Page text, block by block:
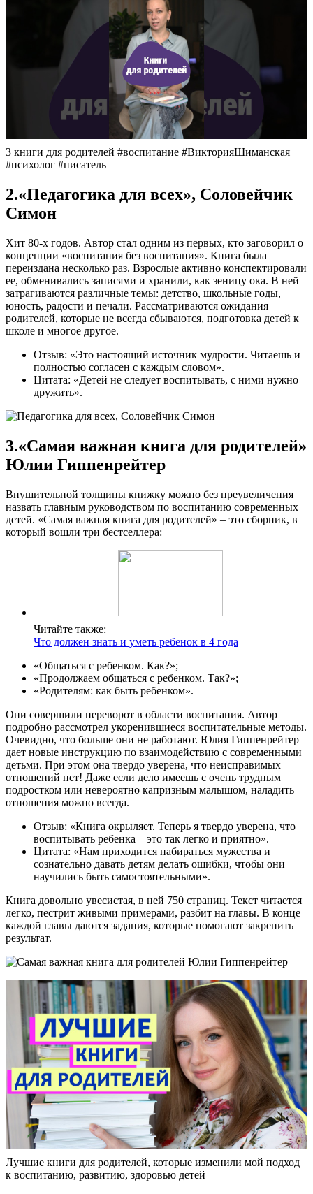
3 книги для родителей #воспитание #ВикторияШиманская
#психолог #писатель
2.«Педагогика для всех», Соловейчик
Симон
Хит 80-х годов. Автор стал одним из первых, кто заговорил о
концепции «воспитания без воспитания». Книга была
переиздана несколько раз. Взрослые активно конспектировали
ее, обменивались записями и хранили, как зеницу ока. В ней
затрагиваются различные темы: детство, школьные годы,
юность, радости и печали. Рассматриваются ожидания
родителей, которые не всегда сбываются, подготовка детей к
школе и многое другое.
Отзыв: «Это настоящий источник мудрости. Читаешь и
полностью согласен с каждым словом».
Цитата: «Детей не следует воспитывать, с ними нужно
дружить».
3.«Самая важная книга для родителей»
Юлии Гиппенрейтер
Внушительной толщины книжку можно без преувеличения
назвать главным руководством по воспитанию современных
детей. «Самая важная книга для родителей» – это сборник, в
который вошли три бестселлера:
Читайте также:
Что должен знать и уметь ребенок в 4 года
«Общаться с ребенком. Как?»;
«Продолжаем общаться с ребенком. Так?»;
«Родителям: как быть ребенком».
Они совершили переворот в области воспитания. Автор
подробно рассмотрел укоренившиеся воспитательные методы.
Очевидно, что больше они не работают. Юлия Гиппенрейтер
дает новые инструкцию по взаимодействию с современными
детьми. При этом она твердо уверена, что неисправимых
отношений нет! Даже если дело имеешь с очень трудным
подростком или невероятно капризным малышом, наладить
отношения можно всегда.
Отзыв: «Книга окрыляет. Теперь я твердо уверена, что
воспитывать ребенка – это так легко и приятно».
Цитата: «Нам приходится набираться мужества и
сознательно давать детям делать ошибки, чтобы они
научились быть самостоятельными».
Книга довольно увесистая, в ней 750 страниц. Текст читается
легко, пестрит живыми примерами, разбит на главы. В конце
каждой главы даются задания, которые помогают закрепить
результат.
Лучшие книги для родителей, которые изменили мой подход
к воспитанию, развитию, здоровью детей